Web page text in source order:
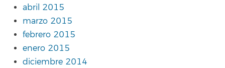
abril 2015
marzo 2015
febrero 2015
enero 2015
diciembre 2014